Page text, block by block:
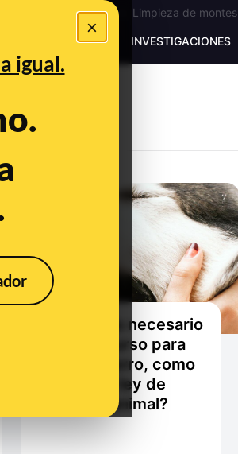
×
igual.
Bulos Ceuta • Limpieza de montes
PREBUNKING INVESTIGACIONES
¿Por qué es necesario
hacer un curso para
tener un perro, como
propone la ley de
bienestar animal?